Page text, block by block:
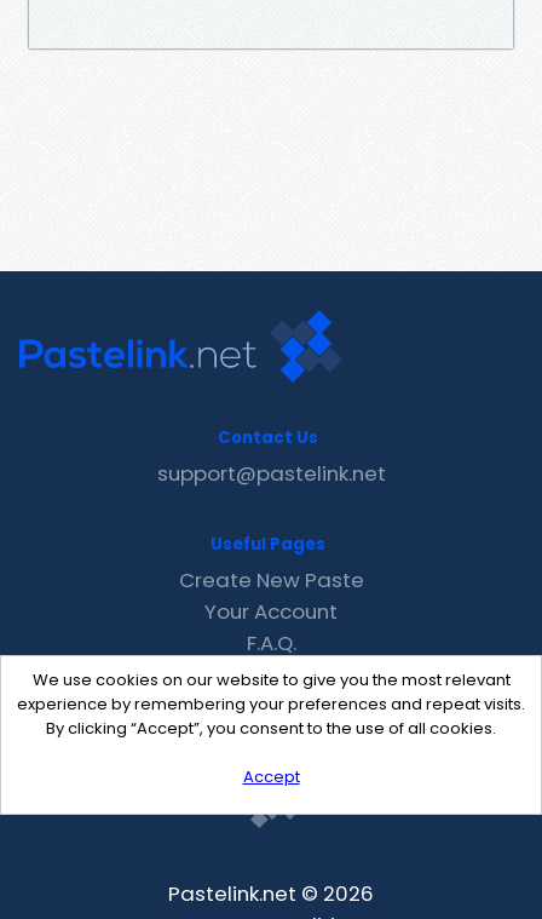
We use cookies on our website to give you the most relevant
experience by remembering your preferences and repeat visits.
By clicking “Accept”, you consent to the use of all cookies.
Accept
Contact Us
support@pastelink.net
Useful Pages
Create New Paste
Your Account
F.A.Q.
Recent
Contact
Pastelink.net © 2026